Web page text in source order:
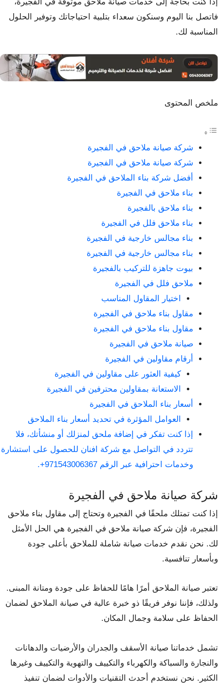
فاتصل بنا اليوم وسنكون سعداء بتلبية احتياجاتك وتوفير الحلول
المناسبة لك.
ملخص المحتوى
شركة صيانة ملاحق في الفجيرة
شركة صيانة ملاحق في الفجيرة
أفضل شركة بناء الملاحق في الفجيرة
بناء ملاحق في الفجيرة
بناء ملاحق بالفجيرة
بناء ملاحق فلل في الفجيرة
بناء مجالس خارجية في الفجيرة
بناء مجالس خارجية في الفجيرة
بيوت جاهزة للتركيب بالفجيرة
ملاحق فلل في الفجيرة
اختيار المقاول المناسب
مقاول بناء ملاحق في الفجيرة
مقاول بناء ملاحق في الفجيرة
صيانة ملاحق في الفجيرة
أرقام مقاولين في الفجيرة
كيفية العثور على مقاولين في الفجيرة
الاستعانة بمقاولين محترفين في الفجيرة
أسعار بناء الملاحق في الفجيرة
العوامل المؤثرة في تحديد أسعار بناء الملاحق
إذا كنت تفكر في إضافة ملحق لمنزلك أو منشأتك، فلا
تتردد في التواصل مع شركة افنان للحصول على استشارة
وخدمات احترافية عبر الرقم 971543006367+.
شركة صيانة ملاحق في الفجيرة
إذا كنت تمتلك ملحقًا في الفجيرة وتحتاج إلى مقاول بناء ملاحق
الفجيرة، فإن شركة صيانة ملاحق في الفجيرة هي الحل الأمثل
لك. نحن نقدم خدمات صيانة شاملة للملاحق بأعلى جودة
وبأسعار تنافسية.
تعتبر صيانة الملاحق أمرًا هامًا للحفاظ على جودة ومتانة المبنى.
ولذلك، فإننا نوفر فريقًا ذو خبرة عالية في صيانة الملاحق لضمان
الحفاظ على سلامة وجمال المكان.
تشمل خدماتنا صيانة الأسقف والجدران والأرضيات والدهانات
والنجارة والسباكة والكهرباء والتكييف والتهوية والتكييف وغيرها
الكثير. نحن نستخدم أحدث التقنيات والأدوات لضمان تنفيذ